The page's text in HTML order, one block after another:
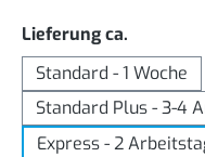
Lieferung ca.
Standard - 1 Woche
Standard Plus - 3-4
Express - 2